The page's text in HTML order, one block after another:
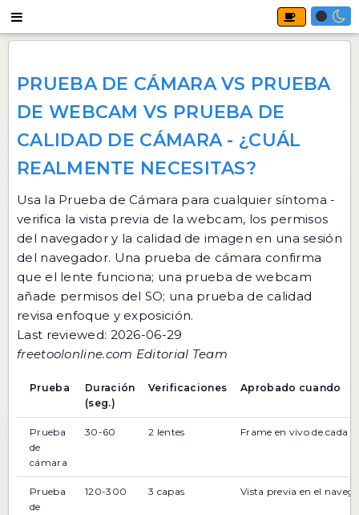
PRUEBA DE CÁMARA VS PRUEBA
DE WEBCAM VS PRUEBA DE
CALIDAD DE CÁMARA - ¿CUÁL
REALMENTE NECESITAS?
Usa la Prueba de Cámara para cualquier síntoma -
verifica la vista previa de la webcam, los permisos
del navegador y la calidad de imagen en una sesión
del navegador. Una prueba de cámara confirma
que el lente funciona; una prueba de webcam
añade permisos del SO; una prueba de calidad
revisa enfoque y exposición.
Last reviewed: 2026-06-29
freetoolonline.com Editorial Team
Prueba
Duración
(seg.)
Verificaciones Aprobado cuando
Prueba
de
cámara
30-60 2 lentes Frame en vivo de cada
Prueba
de
120-300 3 capas Vista previa en el